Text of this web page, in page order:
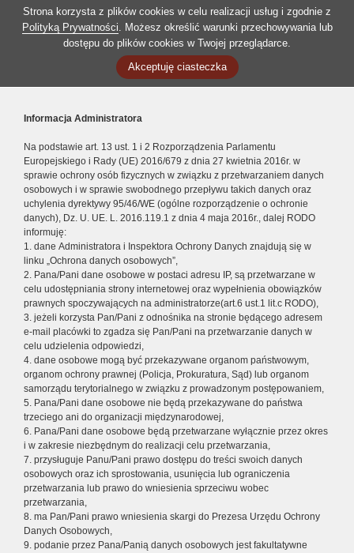
Strona korzysta z plików cookies w celu realizacji usług i zgodnie z
Polityką Prywatności. Możesz określić warunki przechowywania lub
dostępu do plików cookies w Twojej przeglądarce.
Akceptuję ciasteczka
Informacja Administratora
Na podstawie art. 13 ust. 1 i 2 Rozporządzenia Parlamentu
Europejskiego i Rady (UE) 2016/679 z dnia 27 kwietnia 2016r. w
sprawie ochrony osób fizycznych w związku z przetwarzaniem danych
osobowych i w sprawie swobodnego przepływu takich danych oraz
uchylenia dyrektywy 95/46/WE (ogólne rozporządzenie o ochronie
danych), Dz. U. UE. L. 2016.119.1 z dnia 4 maja 2016r., dalej RODO
informuję:
1. dane Administratora i Inspektora Ochrony Danych znajdują się w
linku „Ochrona danych osobowych”,
2. Pana/Pani dane osobowe w postaci adresu IP, są przetwarzane w
celu udostępniania strony internetowej oraz wypełnienia obowiązków
prawnych spoczywających na administratorze(art.6 ust.1 lit.c RODO),
3. jeżeli korzysta Pan/Pani z odnośnika na stronie będącego adresem
e-mail placówki to zgadza się Pan/Pani na przetwarzanie danych w
celu udzielenia odpowiedzi,
4. dane osobowe mogą być przekazywane organom państwowym,
organom ochrony prawnej (Policja, Prokuratura, Sąd) lub organom
samorządu terytorialnego w związku z prowadzonym postępowaniem,
5. Pana/Pani dane osobowe nie będą przekazywane do państwa
trzeciego ani do organizacji międzynarodowej,
6. Pana/Pani dane osobowe będą przetwarzane wyłącznie przez okres
i w zakresie niezbędnym do realizacji celu przetwarzania,
7. przysługuje Panu/Pani prawo dostępu do treści swoich danych
osobowych oraz ich sprostowania, usunięcia lub ograniczenia
przetwarzania lub prawo do wniesienia sprzeciwu wobec
przetwarzania,
8. ma Pan/Pani prawo wniesienia skargi do Prezesa Urzędu Ochrony
Danych Osobowych,
9. podanie przez Pana/Panią danych osobowych jest fakultatywne